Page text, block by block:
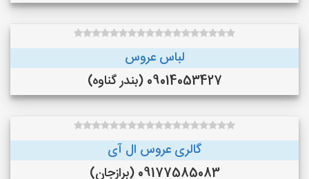
لباس عروس
09014053427 (بندر گناوه)
گالری عروس ال آی
09177585083 (برازجان)